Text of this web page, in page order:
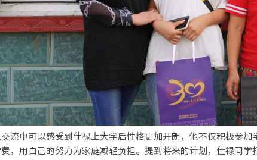
中可以感受到仕禄上大学后性格更加开朗，他不仅积极参加
，用自己的努力为家庭减轻负担。提到将来的计划，仕禄同学